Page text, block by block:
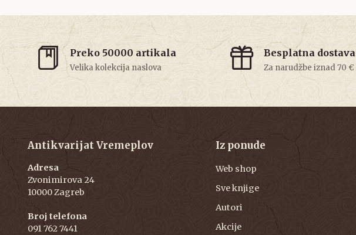
Preko 50000 artikala
Velika kolekcija naslova
Besplatna dostava
Za narudžbe iznad 70 €
Antikvarijat Vremeplov
Adresa
Zvonimirova 24
10000 Zagreb
Broj telefona
091 762 7441
Iz ponude
Web shop
Sve knjige
Autori
Akcije